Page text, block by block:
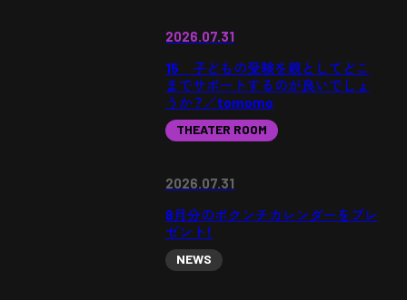
2026.07.31
15 子どもの受験を親としてどこ
までサポートするのが良いでしょ
うか？／tomomo
THEATER ROOM
2026.07.31
8月分のボクンチカレンダーをプレ
ゼント！
NEWS